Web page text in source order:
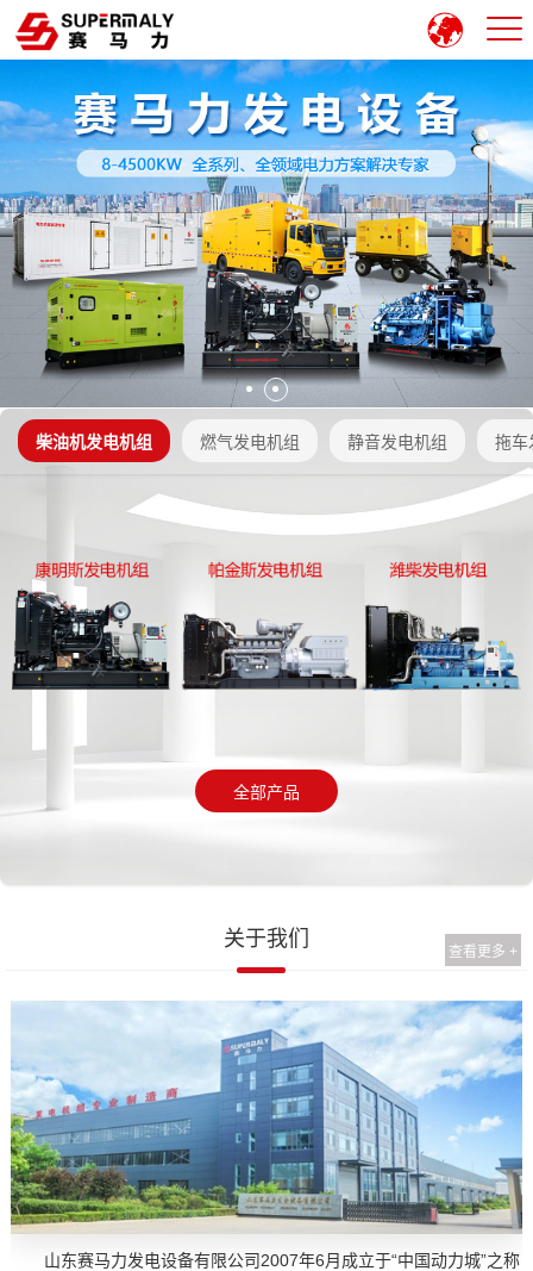
柴油机发电机组 燃气发电机组 静音发电机组 拖车
全部产品
关于我们
查看更多 +
山东赛马力发电设备有限公司2007年6月成立于“中国动力城”之称